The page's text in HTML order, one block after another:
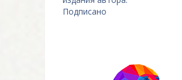
Подписано